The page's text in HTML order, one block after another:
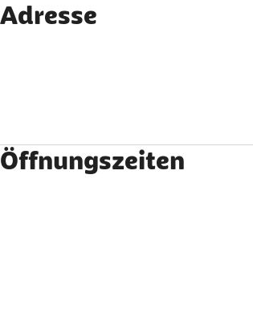
Adresse
Öffnungszeiten